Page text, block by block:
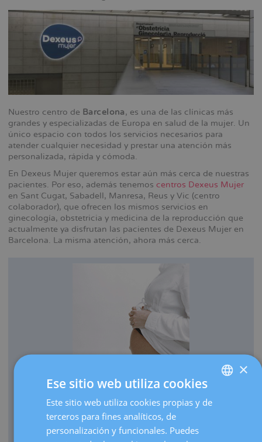
Nuestro centro de Barcelona, es una de las clínicas más
grandes y especializadas de Europa en salud de la mujer. Un
único espacio con todos los servicios necesarios para
atender cualquier necesidad y prestar una atención más
personalizada, rápida y cómoda.
En Dexeus Mujer queremos estar aún más cerca de nuestras
pacientes. Por eso, además tenemos centros Dexeus Mujer
en Sant Cugat, Sabadell, Manresa, Reus y Vic (centro
colaborador), que ofrecen los mismos servicios en
ginecología, obstetricia y medicina de la reproducción que
actualmente ya disfrutan las pacientes de Dexeus Mujer en
Barcelona. La misma atención, ahora más cerca.
Cada año traemos al mundo más de 3.000 bebés.
Realizamos más de 30.000 ecografías de embarazo al
SPANISH
×
Ese sitio web utiliza cookies
Este sitio web utiliza cookies propias y de
terceros para fines analíticos, de
personalización y funcionales. Puedes